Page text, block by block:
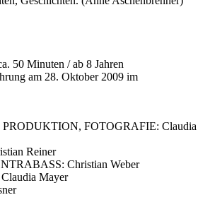
50 Minuten / ab 8 Jahren
am 28. Oktober 2009 im
FOTOGRAFIE: Claudia
Reiner
Christian Weber
Mayer